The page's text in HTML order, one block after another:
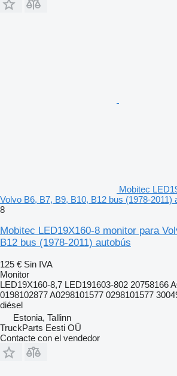
Mobitec
Volvo B6, B7, B9, B10, B12 bus (1978-2011)
8
Mobitec LED19X160-8 monitor para
B12 bus (1978-2011) autobús
125 € Sin IVA
Monitor
LED19X160-8,7 LED191603-802 20758166
0198102877 A0298101577 0298101577
diésel
Estonia, Tallinn
TruckParts Eesti OÜ
Contacte con el vendedor